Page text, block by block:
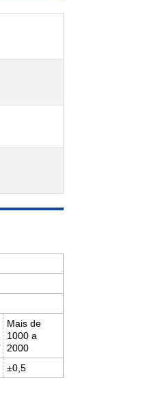
Mais de
1000 a
2000
±0,5